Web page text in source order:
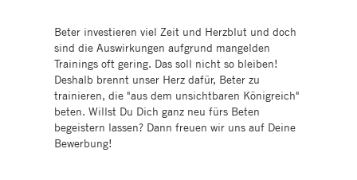
Beter investieren viel Zeit und Herzblut und doch
sind die Auswirkungen aufgrund mangelden
Trainings oft gering. Das soll nicht so bleiben!
Deshalb brennt unser Herz dafür, Beter zu
trainieren, die "aus dem unsichtbaren Königreich"
beten. Willst Du Dich ganz neu fürs Beten
begeistern lassen? Dann freuen wir uns auf Deine
Bewerbung!